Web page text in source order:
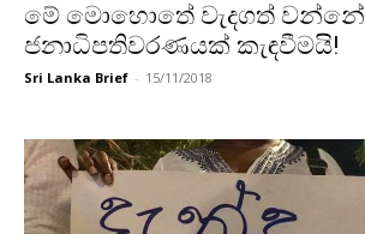
මේ මොහොතේ වැදගත් වන්නේ
ජනාධිපතිවරණයක් කැඳවීමයි!
Sri Lanka Brief - 15/11/2018